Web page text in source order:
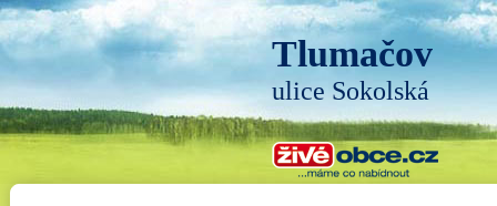
Tlumačov
ulice Sokolská